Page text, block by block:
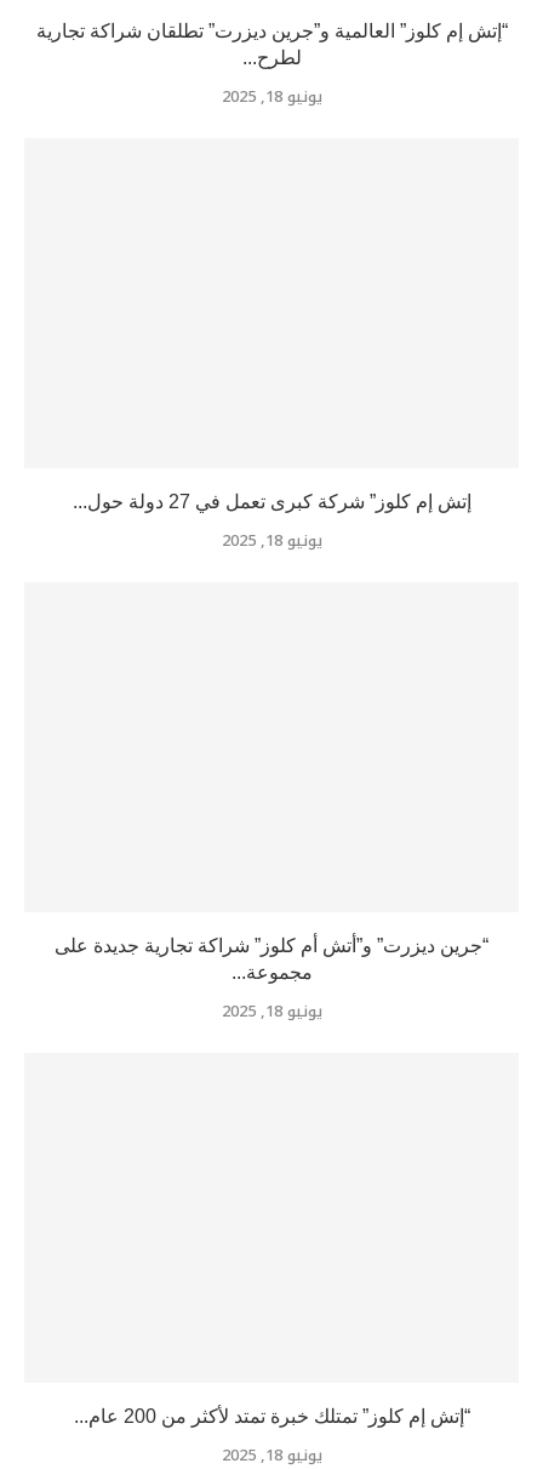
“إتش إم كلوز” العالمية و”جرين ديزرت” تطلقان شراكة تجارية
لطرح...
يونيو 18, 2025
إتش إم كلوز” شركة كبرى تعمل في 27 دولة حول...
يونيو 18, 2025
“جرين ديزرت” و”أتش أم كلوز” شراكة تجارية جديدة على
مجموعة...
يونيو 18, 2025
“إتش إم كلوز” تمتلك خبرة تمتد لأكثر من 200 عام...
يونيو 18, 2025